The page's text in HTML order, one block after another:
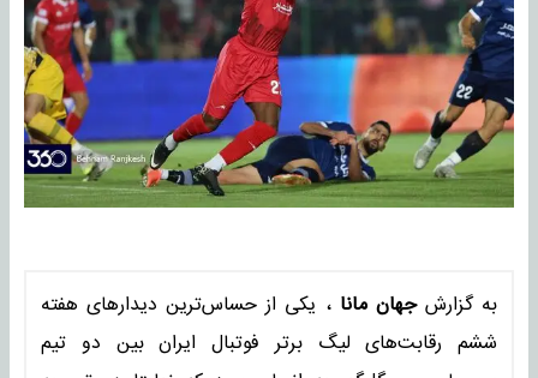
به گزارش جهان مانا ، یکی از حساس‌ترین دیدارهای هفته
ششم رقابت‌های لیگ برتر فوتبال ایران بین دو تیم